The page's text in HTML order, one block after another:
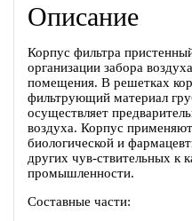
Описание
Корпус фильтра
организации забора
помещения. В решетках
фильтрующий материал
осуществляет
воздуха. Корпус
биологической и
других чув-ствительных к
промышленности.
Составные части: